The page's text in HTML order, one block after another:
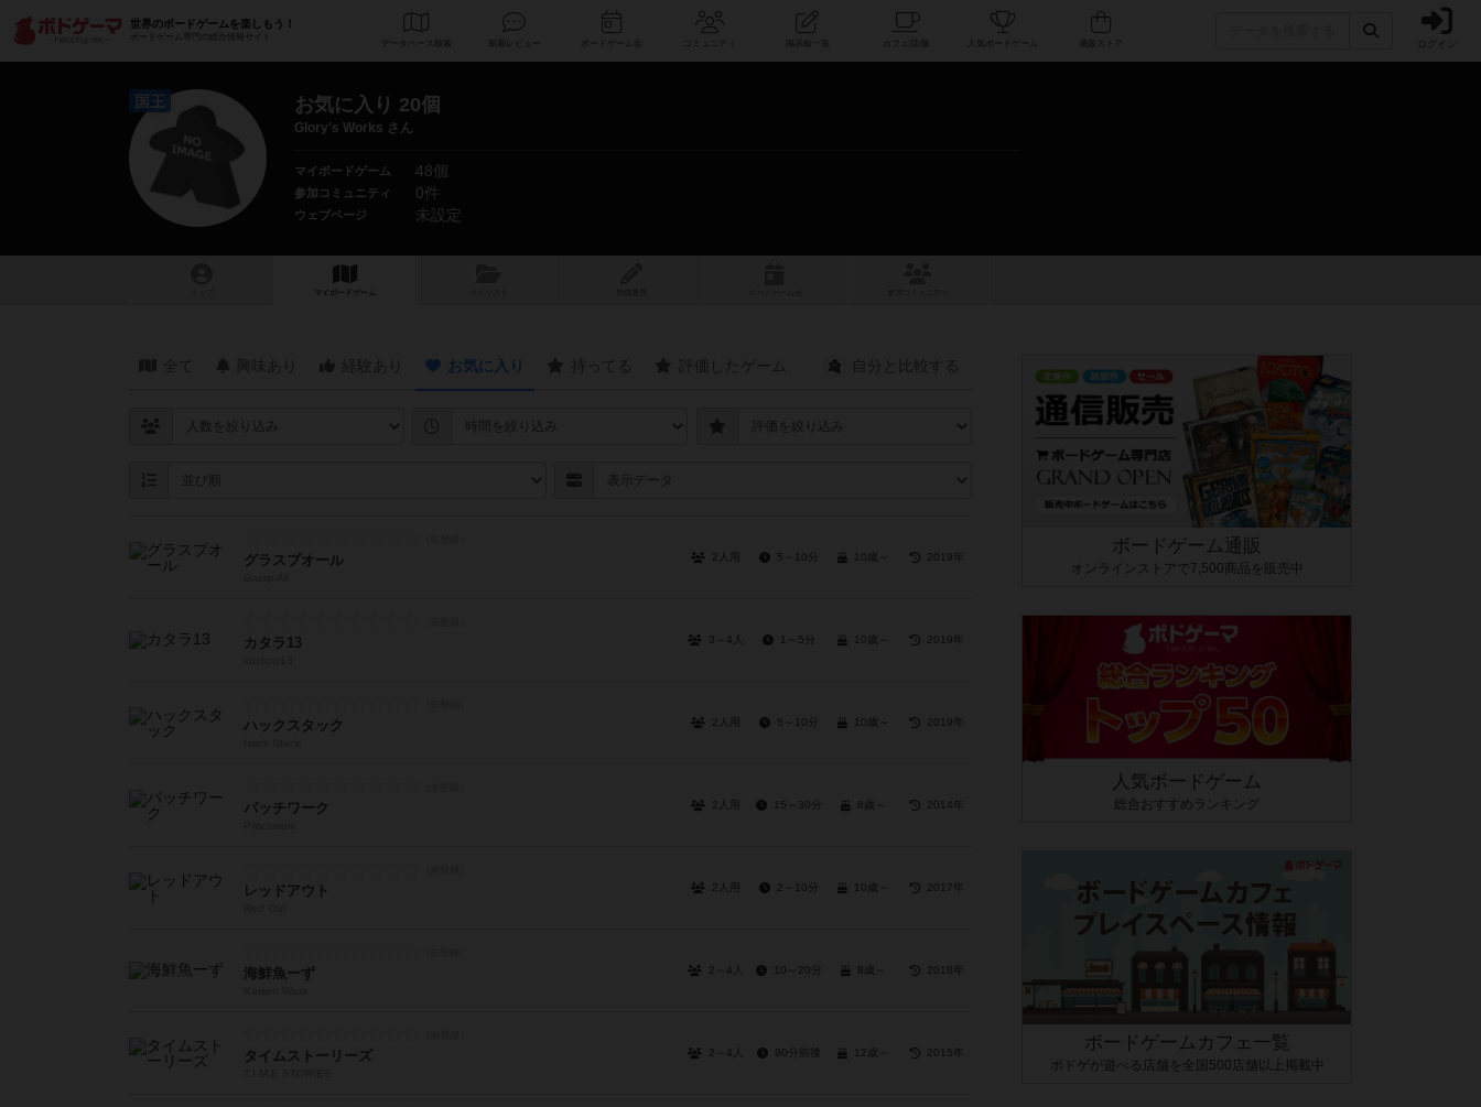
世界のボードゲームを楽しもう！
ボードゲーム専門の総合情報サイト
データベース コミュニティ 人気ボードゲーム ログイン
国王 お気に入り 20個
Glory's Works さん
マイボードゲーム 48個
参加コミュニティ 0件
ウェブページ 未設定
マイボードゲーム
お気に入り
グラスプオール 2人用 5～10分 10歳～ 2019年
カタラ13 3～4人 1～5分 10歳～ 2019年
ハックスタック 2人用 5～10分 10歳～ 2019年
パッチワーク 2人用 15～30分 8歳～ 2014年
レッドアウト 2人用 2～10分 10歳～ 2017年
海鮮魚ーず 2～4人 10～20分 8歳～ 2018年
タイムストーリーズ 2～4人 90分前後 12歳～ 2015年
ボードゲーム通販
オンラインストアで7,500商品を販売中
人気ボードゲーム
総合おすすめランキング
ボードゲームカフェ一覧
ボドゲが遊べる店舗を全国500店舗以上掲載中